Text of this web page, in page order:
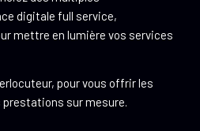
digitale full service,
mettre en lumière vos services
pour vous offrir les
sur mesure.